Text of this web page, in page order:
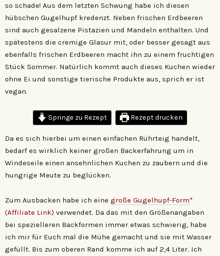
so schade! Aus dem letzten Schwung habe ich diesen
hübschen Gugelhupf kredenzt. Neben frischen Erdbeeren
sind auch gesalzene Pistazien und Mandeln enthalten. Und
spätestens die cremige Glasur mit, oder besser gesagt aus
ebenfalls frischen Erdbeeren macht ihn zu einem fruchtigen
Stück Sommer. Natürlich kommt auch dieses Kuchen wieder
ohne Ei und sonstige tierische Produkte aus, sprich er ist
vegan.
Springe zu Rezept Rezept drucken
Da es sich hierbei um einen einfachen Rührteig handelt,
bedarf es wirklich keiner großen Backerfahrung um in
Windeseile einen ansehnlichen Kuchen zu zaubern und die
hungrige Meute zu beglücken.
Zum Ausbacken habe ich eine große Gugelhupf-Form*
(Affiliate Link) verwendet. Da das mit den Größenangaben
bei spezielleren Backformen immer etwas schwierig, habe
ich mir für Euch mal die Mühe gemacht und sie mit Wasser
gefüllt. Bis zum oberen Rand komme ich auf 2,4 Liter. Ich